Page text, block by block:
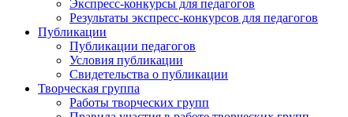
Экспресс-конкурсы для педагогов
Результаты экспресс-конкурсов для педагогов
Публикации
Публикации педагогов
Условия публикации
Свидетельства о публикации
Творческая группа
Работы творческих групп